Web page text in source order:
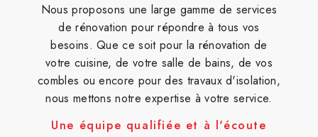
Nous proposons une large gamme de services
de rénovation pour répondre à tous vos
besoins. Que ce soit pour la rénovation de
votre cuisine, de votre salle de bains, de vos
combles ou encore pour des travaux d'isolation,
nous mettons notre expertise à votre service.
Une équipe qualifiée et à l'écoute